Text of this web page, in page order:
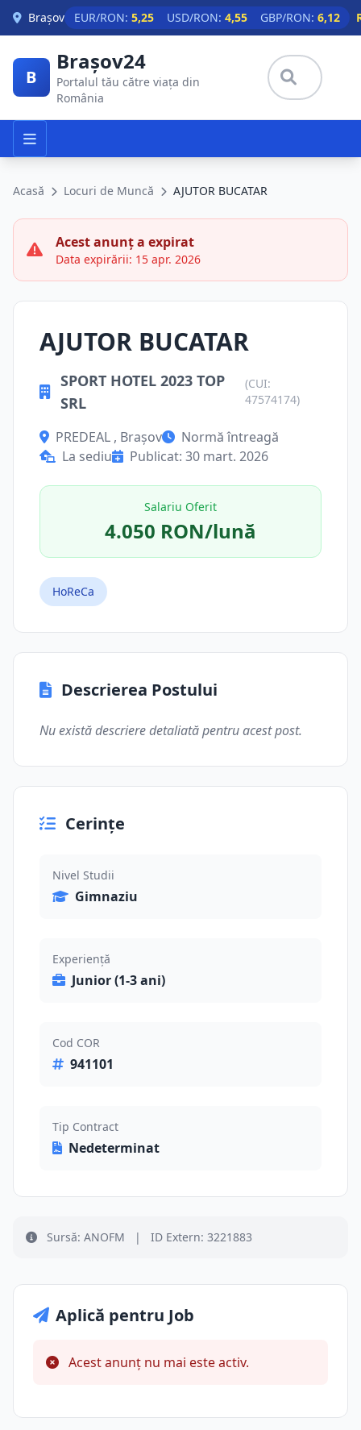
Skip to main content
Brașov EUR/RON: 5,25 USD/RON: 4,55 GBP/RON: 6,12
B
Brașov24
Portalul tău către viața din
România
Acasă Locuri de Muncă AJUTOR BUCATAR
Acest anunț a expirat
Data expirării: 15 apr. 2026
AJUTOR BUCATAR
SPORT HOTEL 2023 TOP
SRL
(CUI:
47574174)
PREDEAL , Brașov
Normă întreagă
La sediu
Publicat: 30 mart. 2026
Salariu Oferit
4.050 RON/lună
HoReCa
Descrierea Postului
Nu există descriere detaliată pentru acest post.
Cerințe
Nivel Studii
Gimnaziu
Experiență
Junior (1-3 ani)
Cod COR
941101
Tip Contract
Nedeterminat
Sursă: ANOFM | ID Extern: 3221883
Aplică pentru Job
Acest anunț nu mai este activ.